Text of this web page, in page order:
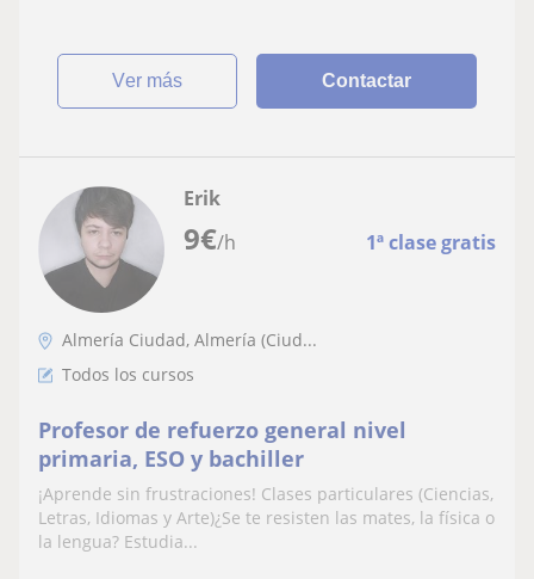
ver más Contactar
9€/h 1ª clase gratis
Erik
Almería Ciudad, Almería (Ciud...
Todos los cursos
Profesor de refuerzo general nivel
primaria, ESO y bachiller
¡Aprende sin frustraciones! Clases particulares (Ciencias,
Letras, Idiomas y Arte)¿Se te resisten las mates, la física o
la lengua? Estudia...